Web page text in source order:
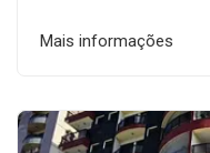
Mais informações